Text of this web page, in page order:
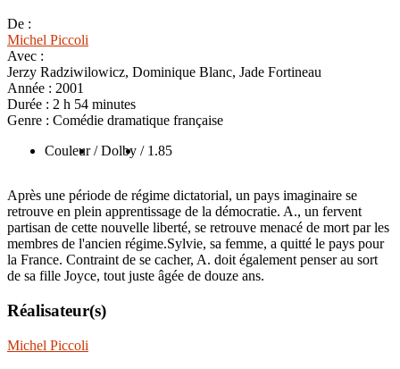
De :
Michel Piccoli
Avec :
Jerzy Radziwilowicz, Dominique Blanc, Jade Fortineau
Année : 2001
Durée : 2 h 54 minutes
Genre : Comédie dramatique française
Couleur / Dolby / 1.85
Après une période de régime dictatorial, un pays imaginaire se
retrouve en plein apprentissage de la démocratie. A., un fervent
partisan de cette nouvelle liberté, se retrouve menacé de mort par les
membres de l'ancien régime.Sylvie, sa femme, a quitté le pays pour
la France. Contraint de se cacher, A. doit également penser au sort
de sa fille Joyce, tout juste âgée de douze ans.
Réalisateur(s)
Michel Piccoli